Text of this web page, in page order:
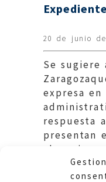
20 de junio
Se sugiere
expresa
respuesta
presentan
Zaragoza.